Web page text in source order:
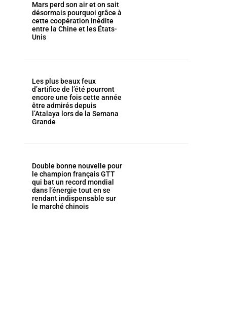
Mars perd son air et on sait
désormais pourquoi grâce à
cette coopération inédite
entre la Chine et les États-
Unis
Les plus beaux feux
d’artifice de l’été pourront
encore une fois cette année
être admirés depuis
l’Atalaya lors de la Semana
Grande
Double bonne nouvelle pour
le champion français GTT
qui bat un record mondial
dans l’énergie tout en se
rendant indispensable sur
le marché chinois